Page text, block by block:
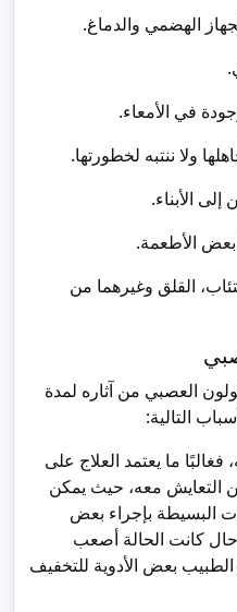
الهضمي والدماغ.
في الأمعاء.
ولا ننتبه لخطورتها.
الأبناء.
الأطعمة.
القلق وغيرهما من
العصبي من آثاره لمدة
التالية:
ما يعتمد العلاج على
التعايش معه، حيث يمكن
البسيطة بإجراء بعض
كانت الحالة أصعب
بعض الأدوية للتخفيف